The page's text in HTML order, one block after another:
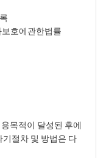
호에관한법률
목적이 달성된 후에
절차 및 방법은 다